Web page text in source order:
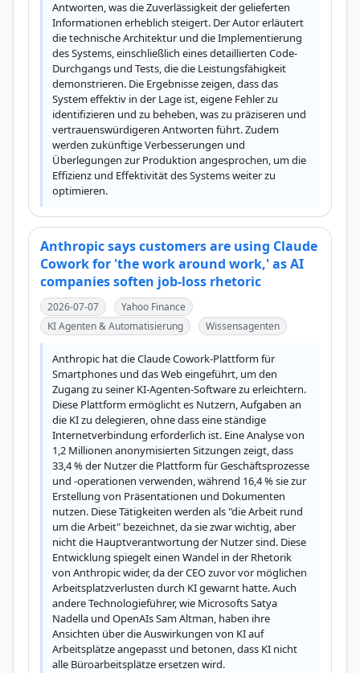
Antworten, was die Zuverlässigkeit der gelieferten
Informationen erheblich steigert. Der Autor erläutert
die technische Architektur und die Implementierung
des Systems, einschließlich eines detaillierten Code-
Durchgangs und Tests, die die Leistungsfähigkeit
demonstrieren. Die Ergebnisse zeigen, dass das
System effektiv in der Lage ist, eigene Fehler zu
identifizieren und zu beheben, was zu präziseren und
vertrauenswürdigeren Antworten führt. Zudem
werden zukünftige Verbesserungen und
Überlegungen zur Produktion angesprochen, um die
Effizienz und Effektivität des Systems weiter zu
optimieren.
Anthropic says customers are using Claude
Cowork for 'the work around work,' as AI
companies soften job-loss rhetoric
2026-07-07
Yahoo Finance
KI Agenten & Automatisierung
Wissensagenten
Anthropic hat die Claude Cowork-Plattform für
Smartphones und das Web eingeführt, um den
Zugang zu seiner KI-Agenten-Software zu erleichtern.
Diese Plattform ermöglicht es Nutzern, Aufgaben an
die KI zu delegieren, ohne dass eine ständige
Internetverbindung erforderlich ist. Eine Analyse von
1,2 Millionen anonymisierten Sitzungen zeigt, dass
33,4 % der Nutzer die Plattform für Geschäftsprozesse
und -operationen verwenden, während 16,4 % sie zur
Erstellung von Präsentationen und Dokumenten
nutzen. Diese Tätigkeiten werden als "die Arbeit rund
um die Arbeit" bezeichnet, da sie zwar wichtig, aber
nicht die Hauptverantwortung der Nutzer sind. Diese
Entwicklung spiegelt einen Wandel in der Rhetorik
von Anthropic wider, da der CEO zuvor vor möglichen
Arbeitsplatzverlusten durch KI gewarnt hatte. Auch
andere Technologieführer, wie Microsofts Satya
Nadella und OpenAIs Sam Altman, haben ihre
Ansichten über die Auswirkungen von KI auf
Arbeitsplätze angepasst und betonen, dass KI nicht
alle Büroarbeitsplätze ersetzen wird.